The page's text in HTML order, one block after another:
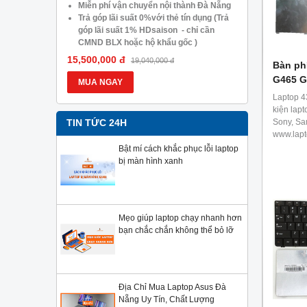
Miễn phí vận chuyển nội thành Đà Nẵng
Trả góp lãi suất 0%với thẻ tín dụng (Trả
góp lãi suất 1% HDsaison - chỉ cần
CMND BLX hoặc hộ khẩu gốc )
Giảm 20%khi nâng cấp Ram-SSD
Giảm giá trực tiếp đối với khách hàng ở
xa, HSSV . Săn 10.000 Voucher Giảm
Giá 500.000đ
15,500,000 đ 19,040,000 đ
MUA NGAY
Trả góp
góp lãi
CMND
xa,
Giá
13,900,000
MUA
TIN TỨC 24H
Bật mí cách khắc phục lỗi laptop
bị màn hình xanh
Mẹo giúp laptop chạy nhanh hơn
bạn chắc chắn không thể bỏ lỡ
Địa Chỉ Mua Laptop Asus Đà
Nẵng Uy Tín, Chất Lượng
Bàn
G465
Laptop
kiện
Sony,